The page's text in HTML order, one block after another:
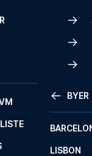
BYER
LISBON